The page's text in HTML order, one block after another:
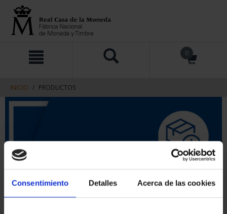
Consentimiento Detalles Acerca de las cookies
contenido
navegacin
0
INICIO PRODUCTOS